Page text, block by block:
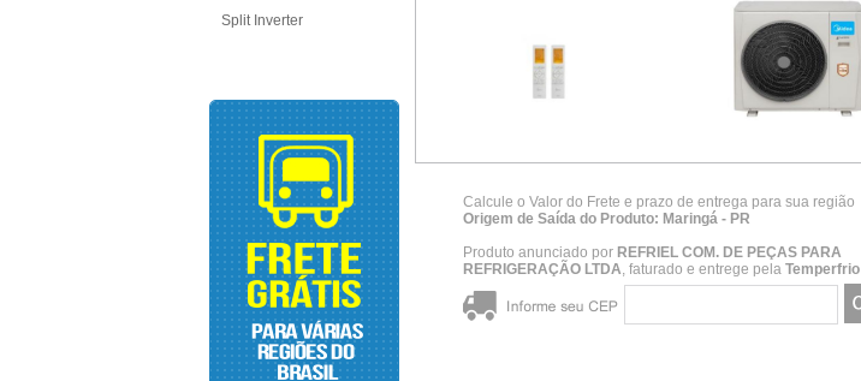
Split Inverter
Calcule o Valor do Frete e prazo de entrega para sua região
Origem de Saída do Produto: Maringá - PR
Produto anunciado por REFRIEL COM. DE PEÇAS PARA
REFRIGERAÇÃO LTDA, faturado e entrege pela Temperfrio